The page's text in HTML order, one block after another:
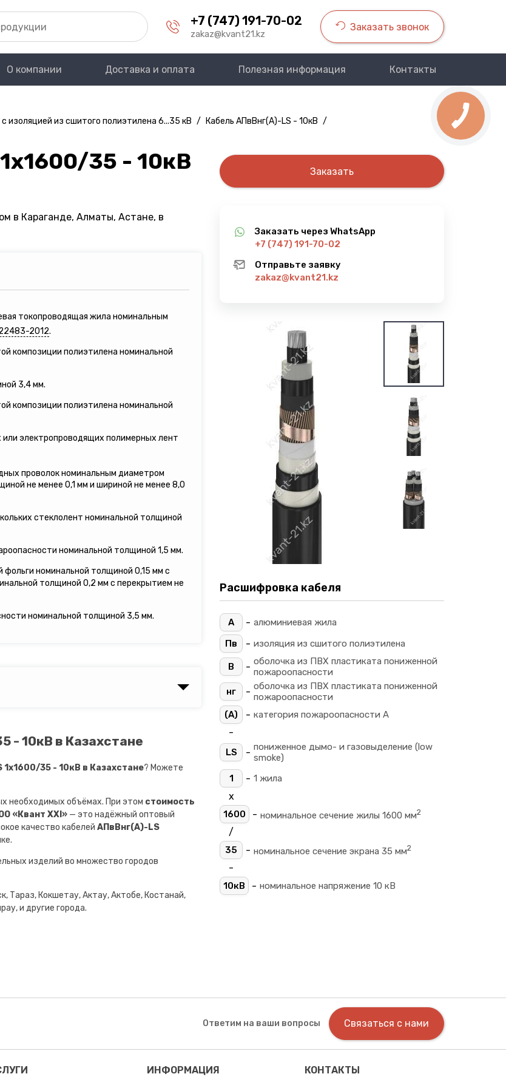
+7 (747) 191-70-02
zakaz@kvant21.kz
Заказать звонок
О компании Доставка и оплата Полезная информация Контакты
изоляцией из сшитого полиэтилена 6...35 кВ / Кабель АПвВнг(A)-LS - 10кВ /
35 - 10кВ
в Караганде, Алматы, Астане, в
токопроводящая жила номинальным
2012.
композиции полиэтилена номинальной
3,4 мм.
композиции полиэтилена номинальной
электропроводящих полимерных лент
проволок номинальным диаметром
не менее 0,1 мм и шириной не менее 8,0
стеклолент номинальной толщиной
номинальной толщиной 1,5 мм.
номинальной толщиной 0,15 мм с
толщиной 0,2 мм с перекрытием не
номинальной толщиной 3,5 мм.
- 10кВ в Казахстане
35 - 10кВ в Казахстане? Можете
необходимых объёмах. При этом стоимость
«Квант XXI» — это надёжный оптовый
качество кабелей АПвВнг(A)-LS
изделий во множество городов
Тараз, Кокшетау, Актау, Актобе, Костанай,
и другие города.
Заказать
Заказать через WhatsApp
+7 (747) 191-70-02
Отправьте заявку
zakaz@kvant21.kz
Расшифровка кабеля
А - алюминиевая жила
Пв
- изоляция из сшитого полиэтилена
В - оболочка из ПВХ пластиката пониженной
пожароопасности
нг
- оболочка из ПВХ пластиката пониженной
пожароопасности
(A)
- категория пожароопасности A
-
LS - пониженное дымо- и газовыделение (low
smoke)
1
- 1 жила
х
1600 - номинальное сечение жилы 1600 мм2
/
35 - номинальное сечение экрана 35 мм2
-
10кВ - номинальное напряжение 10 кВ
Ответим на ваши вопросы Связаться с нами
ИНФОРМАЦИЯ КОНТАКТЫ